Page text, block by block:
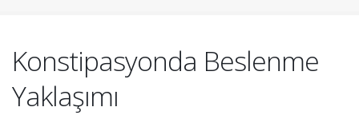
Konstipasyonda Beslenme
Yaklaşımı